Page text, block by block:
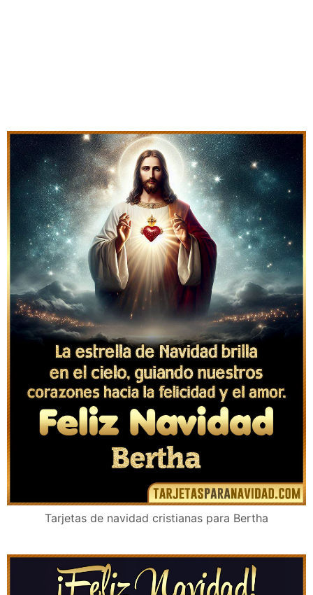
Tarjetas de navidad cristianas para Bertha